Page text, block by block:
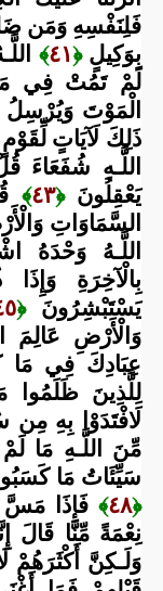
فَلِنَفْسِهِ وَمَن
بِوَكِيلٍ﴿٤١﴾
لَمْ تَمُتْ فِي
الْمَوْتَ
ذَلِكَ لَآيَاتٍ
اللَّـهِ شُفَعَاءَ
يَعْقِلُونَ﴿٤٣﴾
السَّمَاوَاتِ
اللَّـهُ وَحْدَهُ
بِالْآخِرَةِ
يَسْتَبْشِرُونَ﴿
وَالْأَرْضِ عَالِمَ
عِبَادِكَ فِي مَا
لِلَّذِينَ ظَلَمُوا
لَافْتَدَوْا بِهِ مِن
مِّنَ اللَّـهِ مَا
سَيِّئَاتُ مَا
﴿٤٨﴾ فَإِذَا مَسَّ
نِعْمَةً مِّنَّا قَالَ
وَلَـكِنَّ أَكْثَرَهُمْ